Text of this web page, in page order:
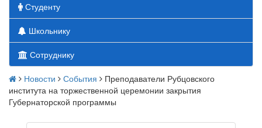
Студенту
Школьнику
Сотруднику
Новости События
Преподаватели Рубцовского
института на торжественной церемонии закрытия
Губернаторской программы